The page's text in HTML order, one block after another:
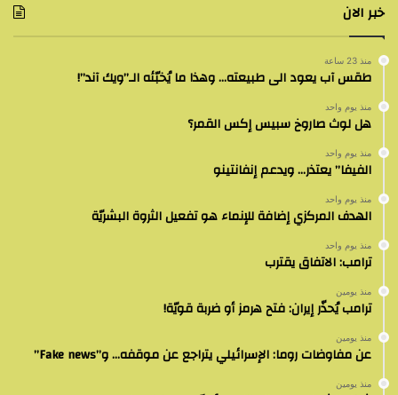
خبر الان
منذ 23 ساعة
طقس آب يعود الى طبيعته… وهذا ما يُخبّئه الـ”ويك آند”!
منذ يوم واحد
هل لوث صاروخ سبيس إكس القمر؟
منذ يوم واحد
الفيفا” يعتذر… ويدعم إنفانتينو
منذ يوم واحد
الهدف المركزي إضافة للإنماء هو تفعيل الثروة البشريّة
منذ يوم واحد
ترامب: الاتفاق يقترب
منذ يومين
ترامب يُحذّر إيران: فتح هرمز أو ضربة قويّة!
منذ يومين
عن مفاوضات روما: الإسرائيلي يتراجع عن موقفه… و”Fake news”
منذ يومين